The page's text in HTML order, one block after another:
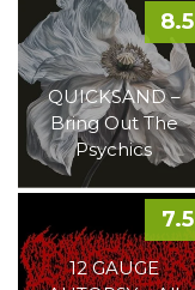
QUICKSAND –
Bring Out The
Psychics
8.5
12 GAUGE
7.5